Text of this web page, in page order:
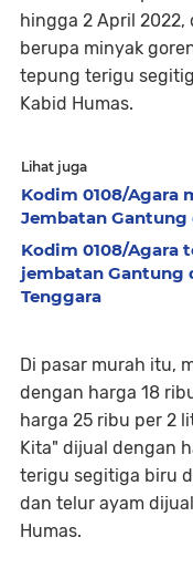
hingga 2 April 2022,
berupa minyak
tepung terigu
Kabid Humas.
Lihat juga
Kodim 0108/Agara
Jembatan
Kodim 0108/Agara
jembatan Gantung
Tenggara
Di pasar murah itu,
dengan harga 18
harga 25 ribu per 2
Kita" dijual dengan
terigu segitiga biru
dan telur ayam
Humas.